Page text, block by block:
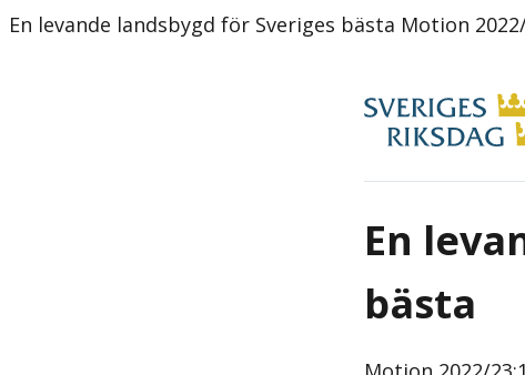
En levande landsbygd för Sveriges bästa Motion
En
bästa